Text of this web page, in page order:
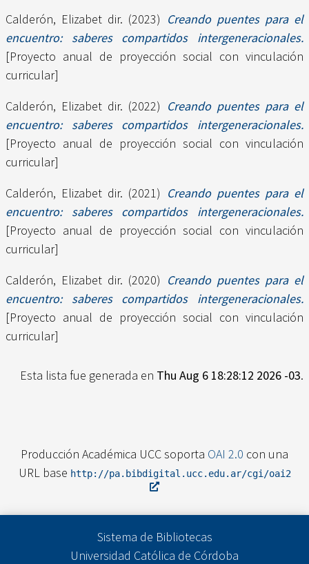
Calderón, Elizabet dir. (2023) Creando puentes para el
encuentro: saberes compartidos intergeneracionales.
[Proyecto anual de proyección social con vinculación
curricular]
Calderón, Elizabet dir. (2022) Creando puentes para el
encuentro: saberes compartidos intergeneracionales.
[Proyecto anual de proyección social con vinculación
curricular]
Calderón, Elizabet dir. (2021) Creando puentes para el
encuentro: saberes compartidos intergeneracionales.
[Proyecto anual de proyección social con vinculación
curricular]
Calderón, Elizabet dir. (2020) Creando puentes para el
encuentro: saberes compartidos intergeneracionales.
[Proyecto anual de proyección social con vinculación
curricular]
Esta lista fue generada en Thu Aug 6 18:28:12 2026 -03.
Producción Académica UCC soporta OAI 2.0 con una
URL base http://pa.bibdigital.ucc.edu.ar/cgi/oai2
Sistema de Bibliotecas
Universidad Católica de Córdoba